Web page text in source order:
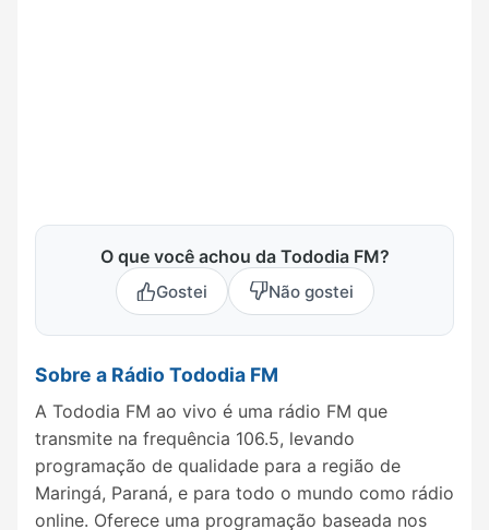
O que você achou da Tododia FM?
Gostei Não gostei
Sobre a Rádio Tododia FM
A Tododia FM ao vivo é uma rádio FM que
transmite na frequência 106.5, levando
programação de qualidade para a região de
Maringá, Paraná, e para todo o mundo como rádio
online. Oferece uma programação baseada nos